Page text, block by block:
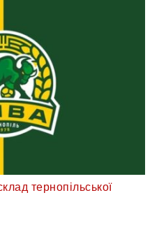
тернопільської